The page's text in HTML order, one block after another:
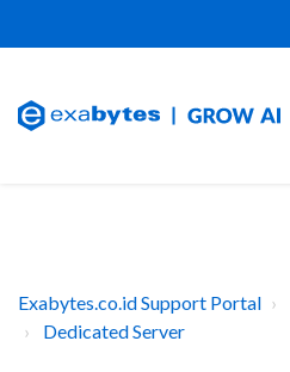
Exabytes.co.id Support Portal
Dedicated Server